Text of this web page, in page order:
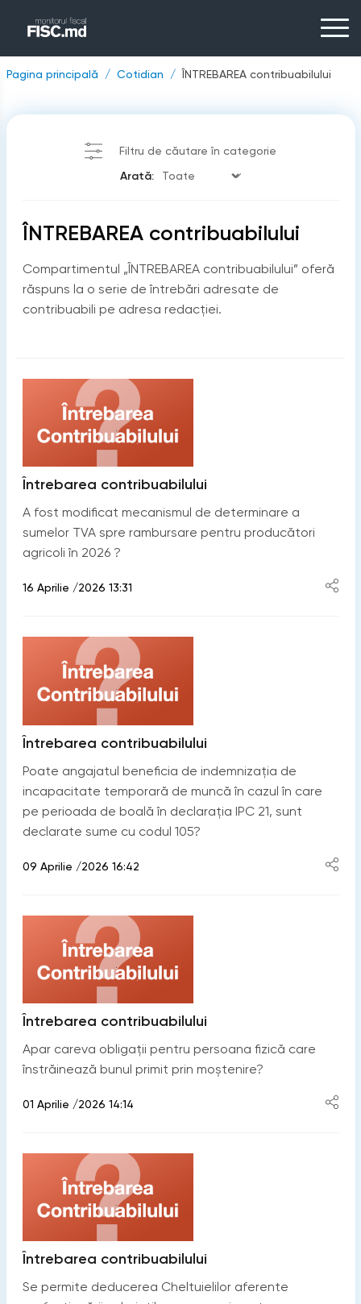
Pagina principală Cotidian ÎNTREBAREA contribuabilului
Filtru de căutare în categorie
Arată:
ÎNTREBAREA contribuabilului
Compartimentul „ÎNTREBAREA contribuabilului” oferă
răspuns la o serie de întrebări adresate de
contribuabili pe adresa redacției.
Întrebarea contribuabilului
A fost modificat mecanismul de determinare a
sumelor TVA spre rambursare pentru producători
agricoli în 2026 ?
16 Aprilie /2026 13:31
Întrebarea contribuabilului
Poate angajatul beneficia de indemnizația de
incapacitate temporară de muncă în cazul în care
pe perioada de boală în declarația IPC 21, sunt
declarate sume cu codul 105?
09 Aprilie /2026 16:42
Întrebarea contribuabilului
Apar careva obligații pentru persoana fizică care
înstrăinează bunul primit prin moștenire?
01 Aprilie /2026 14:14
Întrebarea contribuabilului
Se permite deducerea Cheltuielilor aferente